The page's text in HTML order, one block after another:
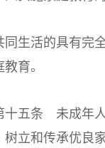
活的具有完全
育。
条 未成年人的
树立和传承优良